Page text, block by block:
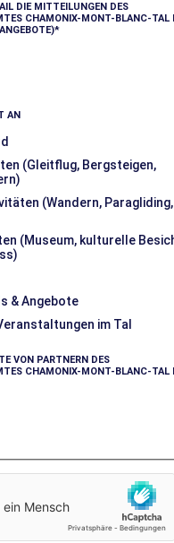
DIE MITTEILUNGEN DES
CHAMONIX-MONT-BLANC-TAL
AN
(Gleitflug, Bergsteigen,
(Wandern,
(Museum, kulturelle
& Angebote
im Tal
VON PARTNERN DES
CHAMONIX-MONT-BLANC-TAL